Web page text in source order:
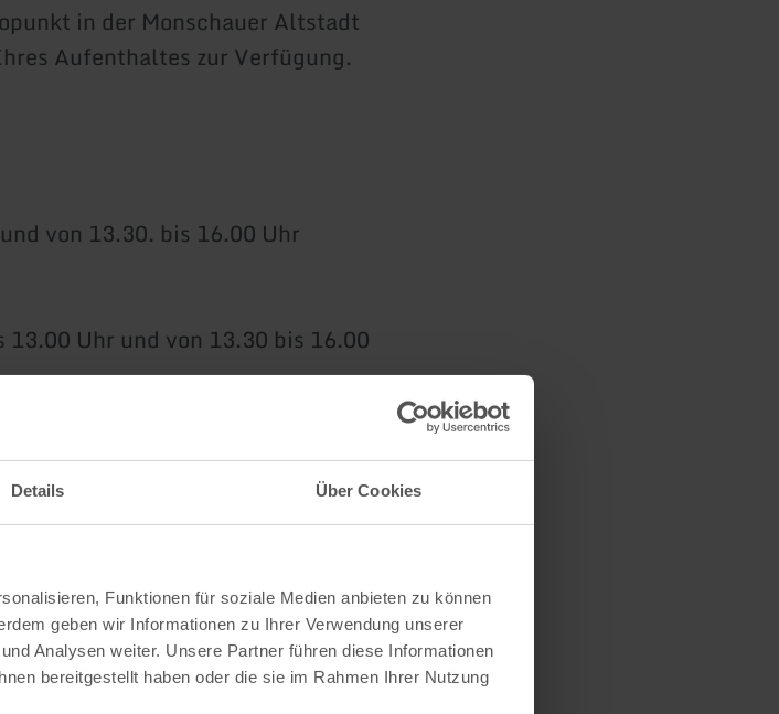
Details Über Cookies
Funktionen für soziale Medien anbieten zu können
geben wir Informationen zu Ihrer Verwendung unserer
Analysen weiter. Unsere Partner führen diese Informationen
bereitgestellt haben oder die sie im Rahmen Ihrer Nutzung
in der Monschauer Altstadt
Aufenthaltes zur Verfügung.
von 13.30. bis 16.00 Uhr
Uhr und von 13.30 bis 16.00